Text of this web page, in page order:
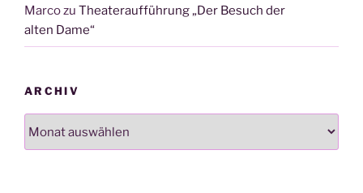
Marcozu Theateraufführung „Der Besuch der
alten Dame“
ARCHIV